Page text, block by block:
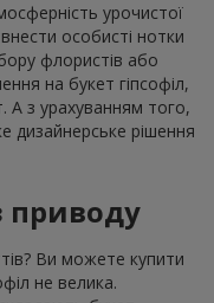
урочистої
особисті нотки
флористів або
на букет гіпсофіл,
з урахуванням того,
дизайнерське рішення
приводу
Ви можете купити
не велика.